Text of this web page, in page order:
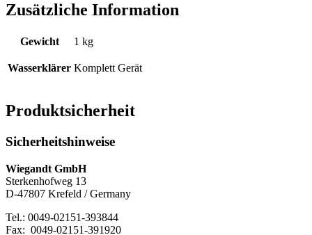
Zusätzliche Information
Gewicht 1 kg
Wasserklärer Komplett Gerät
Produktsicherheit
Sicherheitshinweise
Wiegandt GmbH
Sterkenhofweg 13
D-47807 Krefeld / Germany
Tel.: 0049-02151-393844
Fax: 0049-02151-391920